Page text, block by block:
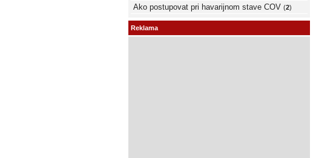
Ako postupovat pri havarijnom stave COV (2)
Reklama